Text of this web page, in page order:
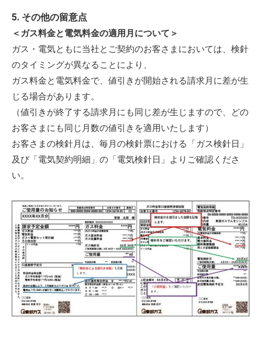
5. その他の留意点
＜ガス料金と電気料金の適用月について＞
ガス・電気ともに当社とご契約のお客さまにおいては、検針
のタイミングが異なることにより、
ガス料金と電気料金で、値引きが開始される請求月に差が生
じる場合があります。
（値引きが終了する請求月にも同じ差が生じますので、どの
お客さまにも同じ月数の値引きを適用いたします）
お客さまの検針月は、毎月の検針票における「ガス検針日」
及び「電気契約明細」の「電気検針日」よりご確認くださ
い。